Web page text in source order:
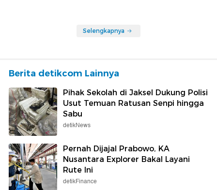
Selengkapnya
Berita detikcom Lainnya
Pihak Sekolah di Jaksel Dukung Polisi
Usut Temuan Ratusan Senpi hingga
Sabu
detikNews
Pernah Dijajal Prabowo, KA
Nusantara Explorer Bakal Layani
Rute Ini
detikFinance